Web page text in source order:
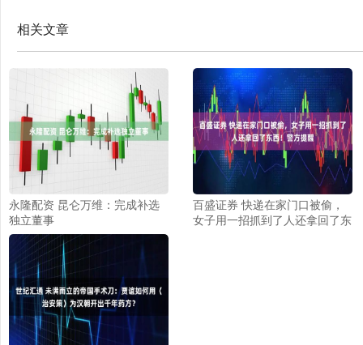
相关文章
永隆配资 昆仑万维：完成补选
独立董事
百盛证券 快递在家门口被偷，
女子用一招抓到了人还拿回了东